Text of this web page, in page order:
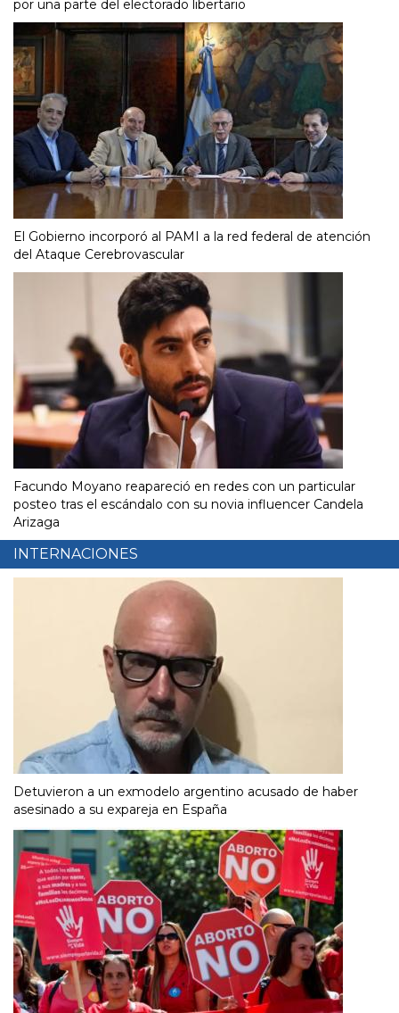
por una parte del electorado libertario
El Gobierno incorporó al PAMI a la red federal de atención
del Ataque Cerebrovascular
Facundo Moyano reapareció en redes con un particular
posteo tras el escándalo con su novia influencer Candela
Arizaga
INTERNACIONES
Detuvieron a un exmodelo argentino acusado de haber
asesinado a su expareja en España